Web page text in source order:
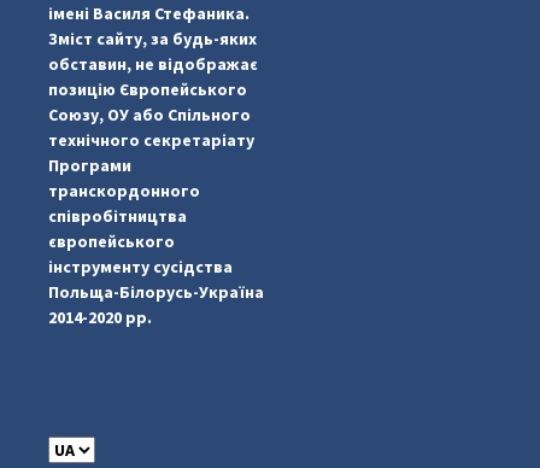
#PipIvanToday
імені Василя Стефаника.
Зміст сайту, за будь-яких
обставин, не відображає
позицію Європейського
Союзу, ОУ або Спільного
технічного секретаріату
Програми
транскордонного
співробітництва
європейського
інструменту сусідства
Польща-Білорусь-Україна
2014-2020 рр.
C